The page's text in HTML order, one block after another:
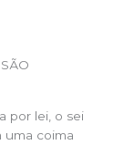
por lei, o sei
uma coima